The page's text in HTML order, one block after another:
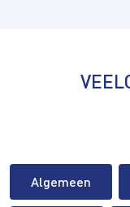
Algemeen